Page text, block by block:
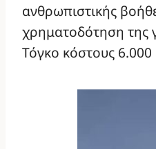
ανθρωπιστικής
χρηματοδότηση της
Τόγκο κόστους